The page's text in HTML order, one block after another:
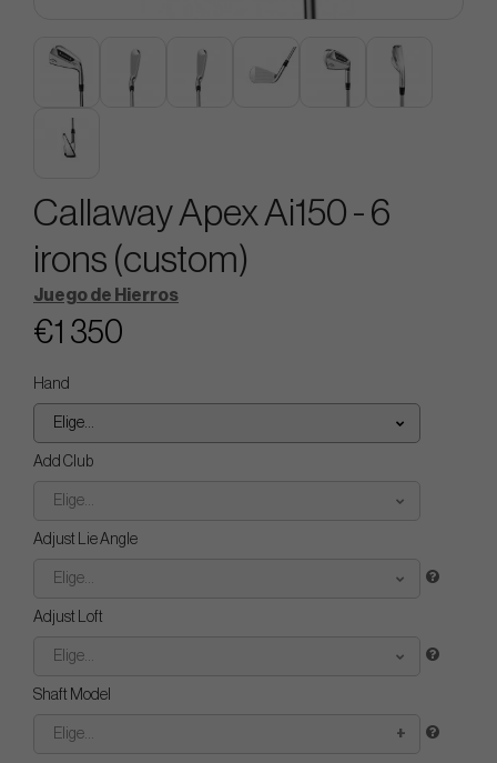
Callaway Apex Ai150 - 6
irons (custom)
Juego de Hierros
€1 350
Hand
Elige...
Add Club
Elige...
Adjust Lie Angle
Elige...
Adjust Loft
Elige...
Shaft Model
Elige...